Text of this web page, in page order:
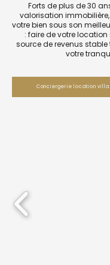
Forts de plus de 30
valorisation
votre bien sous son
: faire de votre
source de revenus
votre
Conciergerie location villa